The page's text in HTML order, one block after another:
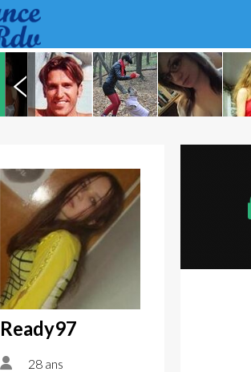
Ready97
28 ans